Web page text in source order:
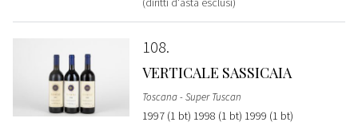
108
VERTICALE SASSICAIA
Toscana - Super Tuscan
1997 (1 bt) 1998 (1 bt) 1999 (1 bt)